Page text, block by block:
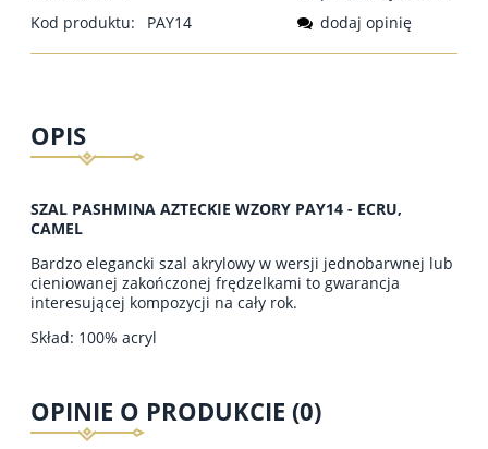
Kod produktu:
PAY14
dodaj opinię
OPIS
SZAL PASHMINA AZTECKIE WZORY PAY14 - ECRU,
CAMEL
Bardzo elegancki szal akrylowy w wersji jednobarwnej lub
cieniowanej zakończonej frędzelkami to gwarancja
interesującej kompozycji na cały rok.
Skład: 100% acryl
OPINIE O PRODUKCIE (0)